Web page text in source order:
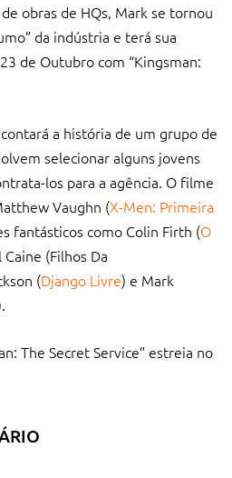
obras de HQs, Mark se tornou
da indústria e terá sua
de Outubro com “Kingsman:
a história de um grupo de
selecionar alguns jovens
los para a agência. O filme
Vaughn (X-Men: Primeira
fantásticos como Colin Firth (O
(Filhos Da
(Django Livre) e Mark
The Secret Service” estreia no